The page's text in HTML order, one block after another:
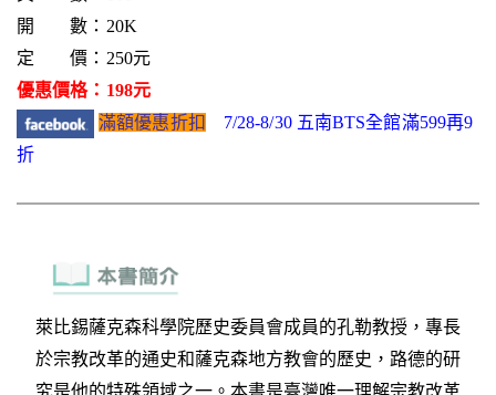
開 數：20K
定 價：250元
優惠價格：198元
滿額優惠折扣
7/28-8/30 五南BTS全館滿599再9
折